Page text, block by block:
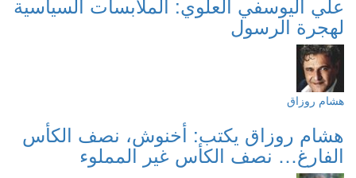
لهجرة الرسول
هشام روزاق
هشام روزاق يكتب: أخنوش، نصف الكأس
الفارغ… نصف الكأس غير المملوء